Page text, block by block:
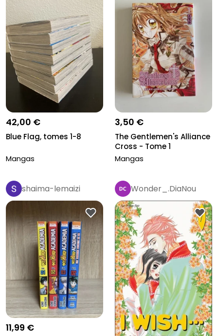
42,00 €
Blue Flag, tomes 1-8
Mangas
3,50 €
The Gentlemen's Alliance
Cross - Tome 1
Mangas
shaima-lemaizi
11,99 €
Wonder_.DiaNou